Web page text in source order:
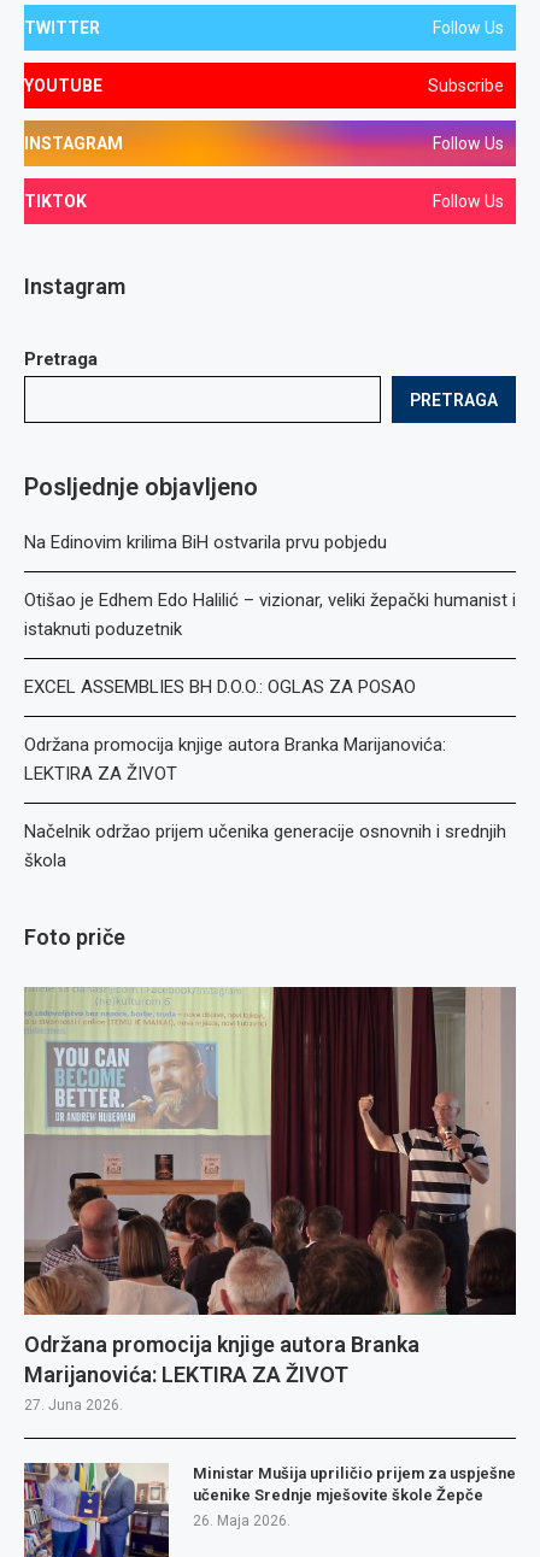
TWITTER Follow Us
YOUTUBE Subscribe
INSTAGRAM Follow Us
TIKTOK Follow Us
Instagram
Pretraga
PRETRAGA
Posljednje objavljeno
Na Edinovim krilima BiH ostvarila prvu pobjedu
Otišao je Edhem Edo Halilić – vizionar, veliki žepački humanist i
istaknuti poduzetnik
EXCEL ASSEMBLIES BH D.O.O.: OGLAS ZA POSAO
Održana promocija knjige autora Branka Marijanovića:
LEKTIRA ZA ŽIVOT
Načelnik održao prijem učenika generacije osnovnih i srednjih
škola
Foto priče
Održana promocija knjige autora Branka
Marijanovića: LEKTIRA ZA ŽIVOT
27. Juna 2026.
Ministar Mušija upriličio prijem za uspješne
učenike Srednje mješovite škole Žepče
26. Maja 2026.